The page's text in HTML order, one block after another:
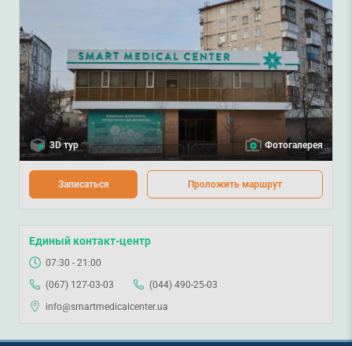
3D тур Фотогалерея
Записаться Проложить маршрут
Единый контакт-центр
07:30 - 21:00
(067) 127-03-03
(044) 490-25-03
info@smartmedicalcenter.ua